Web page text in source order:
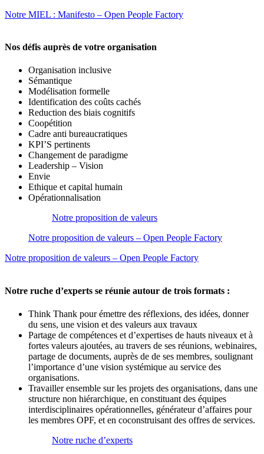
Notre MIEL : Manifesto – Open People Factory
Nos défis auprès de votre organisation
Organisation inclusive
Sémantique
Modélisation formelle
Identification des coûts cachés
Reduction des biais cognitifs
Coopétition
Cadre anti bureaucratiques
KPI’S pertinents
Changement de paradigme
Leadership – Vision
Envie
Ethique et capital humain
Opérationnalisation
Notre proposition de valeurs
Notre proposition de valeurs – Open People Factory
Notre proposition de valeurs – Open People Factory
Notre ruche d’experts se réunie autour de trois formats :
Think Thank pour émettre des réflexions, des idées, donner
du sens, une vision et des valeurs aux travaux
Partage de compétences et d’expertises de hauts niveaux et à
fortes valeurs ajoutées, au travers de ses réunions, webinaires,
partage de documents, auprès de de ses membres, soulignant
l’importance d’une vision systémique au service des
organisations.
Travailler ensemble sur les projets des organisations, dans une
structure non hiérarchique, en constituant des équipes
interdisciplinaires opérationnelles, générateur d’affaires pour
les membres OPF, et en coconstruisant des offres de services.
Notre ruche d’experts